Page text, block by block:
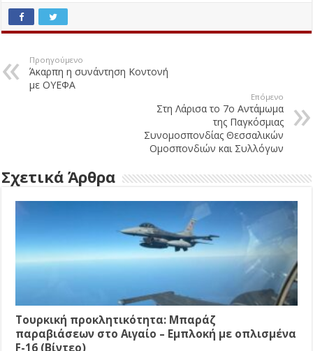
Προηγούμενο
Άκαρπη η συνάντηση Κοντονή
με ΟΥΕΦΑ
Επόμενο
Στη Λάρισα το 7ο Αντάμωμα
της Παγκόσμιας
Συνομοσπονδίας Θεσσαλικών
Ομοσπονδιών και Συλλόγων
Σχετικά Άρθρα
Τουρκική προκλητικότητα: Μπαράζ
παραβιάσεων στο Αιγαίο – Εμπλοκή με οπλισμένα
F-16 (Βίντεο)